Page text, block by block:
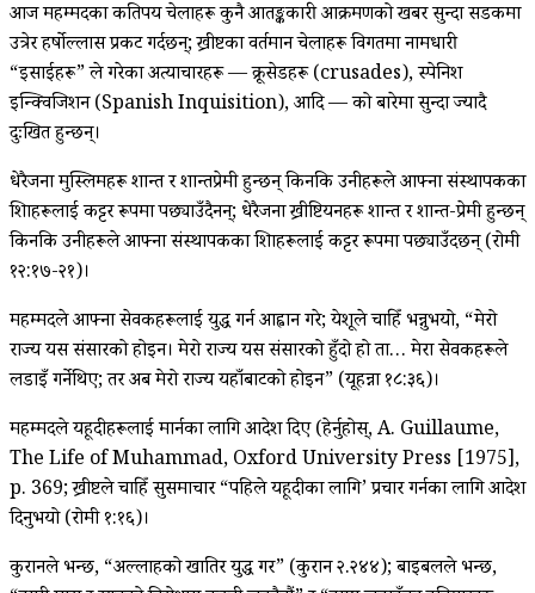
आज महम्मदका कतिपय चेलाहरू कुनै आतङ्ककारी आक्रमणको खबर सुन्दा सडकमा
उत्रेर हर्षोल्लास प्रकट गर्दछन्; ख्रीष्टका वर्तमान चेलाहरू विगतमा नामधारी
“इसाईहरू” ले गरेका अत्याचारहरू — क्रूसेडहरू (crusades), स्पेनिश
इन्क्विजिशन (Spanish Inquisition), आदि — को बारेमा सुन्दा ज्यादै
दुःखित हुन्छन्।
धेरैजना मुस्लिमहरू शान्त र शान्तप्रेमी हुन्छन् किनकि उनीहरूले आफ्ना संस्थापकका
शिक्षाहरूलाई कट्टर रूपमा पछ्याउँदैनन्; धेरैजना ख्रीष्टियनहरू शान्त र शान्त-प्रेमी हुन्छन्
किनकि उनीहरूले आफ्ना संस्थापकका शिक्षाहरूलाई कट्टर रूपमा पछ्याउँदछन् (रोमी
१२:१७-२१)।
महम्मदले आफ्ना सेवकहरूलाई युद्ध गर्न आह्वान गरे; येशूले चाहिँ भन्नुभयो, “मेरो
राज्य यस संसारको होइन। मेरो राज्य यस संसारको हुँदो हो ता… मेरा सेवकहरूले
लडाइँ गर्नेथिए; तर अब मेरो राज्य यहाँबाटको होइन” (यूहन्ना १८:३६)।
महम्मदले यहूदीहरूलाई मार्नका लागि आदेश दिए (हेर्नुहोस्, A. Guillaume,
The Life of Muhammad, Oxford University Press [1975],
p. 369; ख्रीष्टले चाहिँ सुसमाचार “पहिले यहूदीका लागि’ प्रचार गर्नका लागि आदेश
दिनुभयो (रोमी १:१६)।
कुरानले भन्छ, “अल्लाहको खातिर युद्ध गर” (कुरान २.२४४); बाइबलले भन्छ,